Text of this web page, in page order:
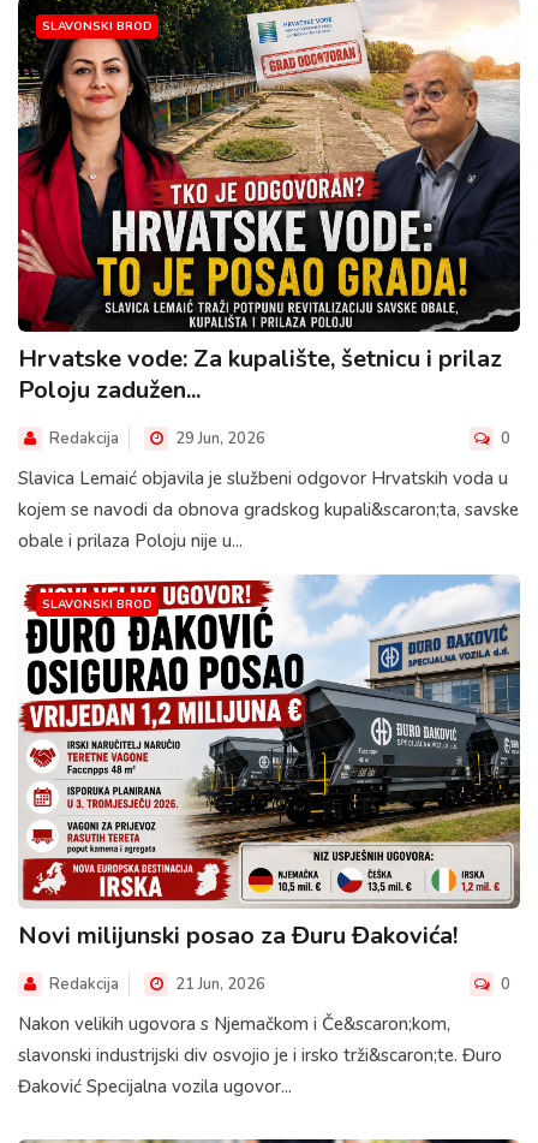
SLAVONSKI BROD
Hrvatske vode: Za kupalište, šetnicu i prilaz
Poloju zadužen...
Redakcija 29 Jun, 2026 0
Slavica Lemaić objavila je službeni odgovor Hrvatskih voda u
kojem se navodi da obnova gradskog kupali&scaron;ta, savske
obale i prilaza Poloju nije u...
SLAVONSKI BROD
Novi milijunski posao za Đuru Đakovića!
Redakcija 21 Jun, 2026 0
Nakon velikih ugovora s Njemačkom i Če&scaron;kom,
slavonski industrijski div osvojio je i irsko trži&scaron;te. Đuro
Đaković Specijalna vozila ugovor...